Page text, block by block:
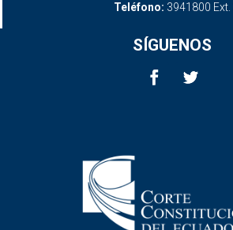
Teléfono: 3941800
SÍGUENOS